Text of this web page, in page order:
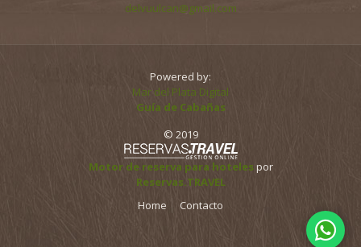
delvuulcan@gmail.com
Powered by:
Mar del Plata Digital
Guía de Cabañas
© 2019
Motor de reserva para hoteles por
Reservas.TRAVEL
Home
Contacto